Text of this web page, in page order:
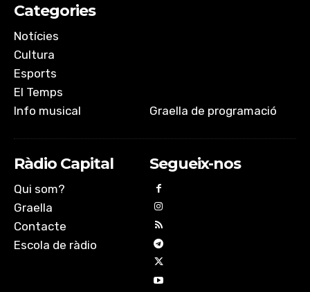
Categories
Notícies
Cultura
Esports
El Temps
Info musical
Graella de programació
Ràdio Capital
Qui som?
Graella
Contacte
Escola de ràdio
Segueix-nos